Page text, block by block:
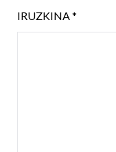
IRUZKINA *